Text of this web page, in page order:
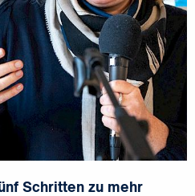
Schritten zu mehr